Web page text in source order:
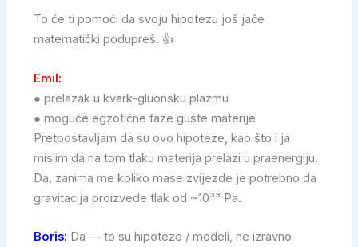
To će ti pomoći da svoju hipotezu još jače
matematički podupreš. 👍
Emil:
● prelazak u kvark-gluonsku plazmu
● moguće egzotične faze guste materije
Pretpostavljam da su ovo hipoteze, kao što i ja
mislim da na tom tlaku materija prelazi u praenergiju.
Da, zanima me koliko mase zvijezde je potrebno da
gravitacija proizvede tlak od ~10³³ Pa.
Boris: Da — to su hipoteze / modeli, ne izravno